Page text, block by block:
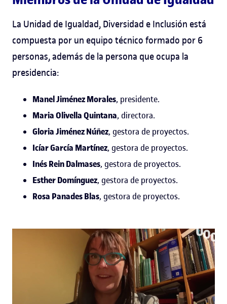
La Unidad de Igualdad, Diversidad e Inclusión está
compuesta por un equipo técnico formado por 6
personas, además de la persona que ocupa la
presidencia:
Manel Jiménez Morales, presidente.
Maria Olivella Quintana, directora.
Gloria Jiménez Núñez, gestora de proyectos.
Icíar García Martínez, gestora de proyectos.
Inés Rein Dalmases, gestora de proyectos.
Esther Domínguez, gestora de proyectos.
Rosa Panades Blas, gestora de proyectos.